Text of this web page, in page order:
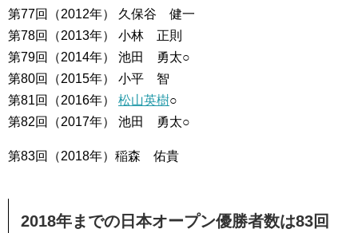
第77回（2012年） 久保谷 健一
第78回（2013年） 小林 正則
第79回（2014年） 池田 勇太○
第80回（2015年） 小平 智
第81回（2016年） 松山英樹○
第82回（2017年） 池田 勇太○
第83回（2018年）稲森 佑貴
2018年までの日本オープン優勝者数は83回